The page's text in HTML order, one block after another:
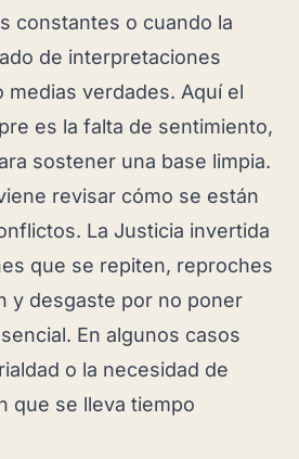
constantes o cuando la
de interpretaciones
medias verdades. Aquí el
es la falta de sentimiento,
sostener una base limpia.
revisar cómo se están
La Justicia invertida
que se repiten, reproches
y desgaste por no poner
En algunos casos
o la necesidad de
que se lleva tiempo